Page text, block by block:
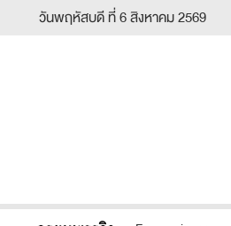
วันพฤหัสบดี ที่ 6 สิงหาคม 2569